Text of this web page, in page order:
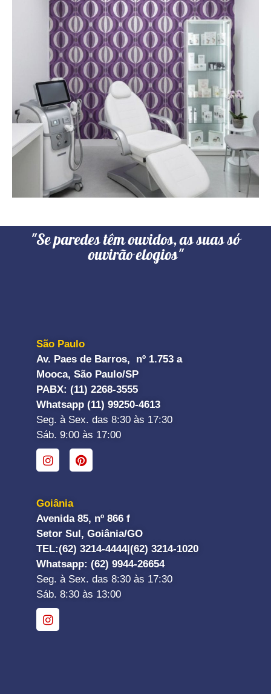
"Se paredes têm ouvidos, as suas só
ouvirão elogios"
São Paulo
Av. Paes de Barros, nº 1.753 a
Mooca, São Paulo/SP
PABX: (11) 2268-3555
Whatsapp (11) 99250-4613
Seg. à Sex. das 8:30 às 17:30
Sáb. 9:00 às 17:00
Goiânia
Avenida 85, nº 866 f
Setor Sul, Goiânia/GO
TEL:(62) 3214-4444|(62) 3214-1020
Whatsapp: (62) 9944-26654
Seg. à Sex. das 8:30 às 17:30
Sáb. 8:30 às 13:00